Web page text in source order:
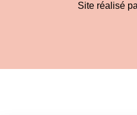
Site réalisé